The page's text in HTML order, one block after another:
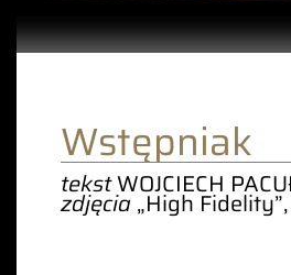
Wstępniak
tekstWOJCIECH
zdjęcia„High